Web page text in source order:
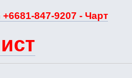
847-9207 - Чарт